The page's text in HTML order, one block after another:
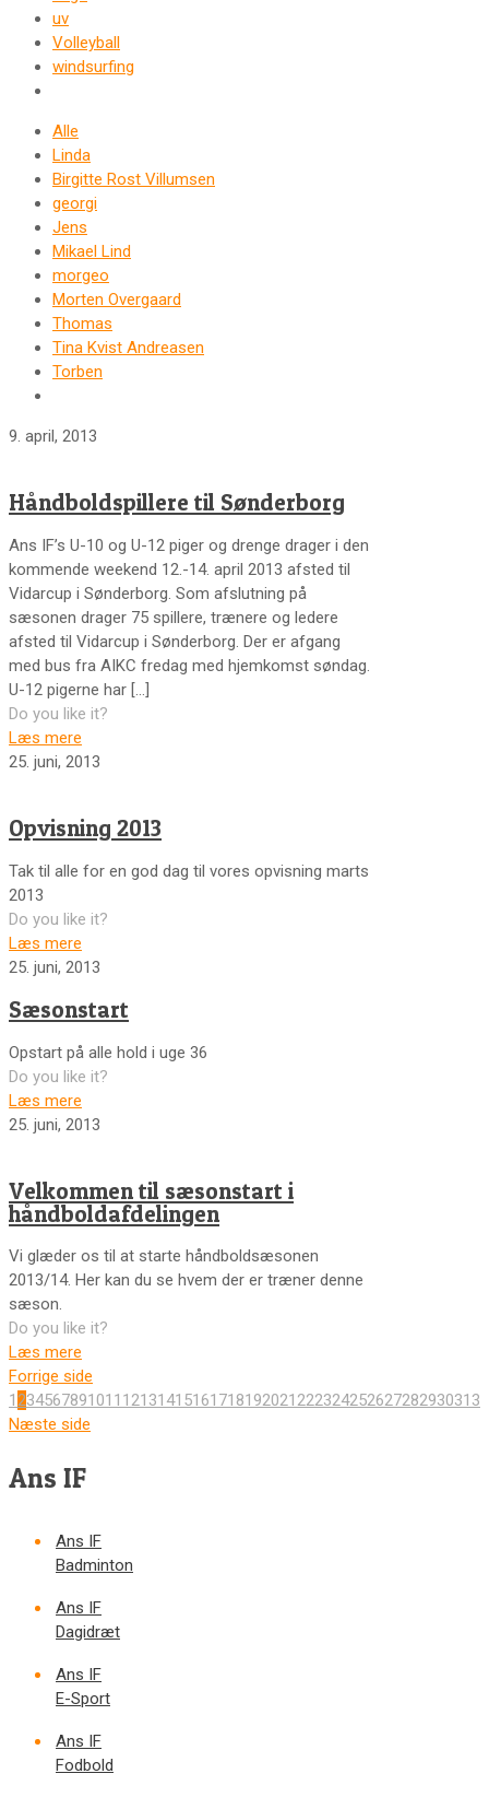
uv
Volleyball
windsurfing
Alle
Linda
Birgitte Rost Villumsen
georgi
Jens
Mikael Lind
morgeo
Morten Overgaard
Thomas
Tina Kvist Andreasen
Torben
9. april, 2013
Håndboldspillere til Sønderborg
Ans IF’s U-10 og U-12 piger og drenge drager i den
kommende weekend 12.-14. april 2013 afsted til
Vidarcup i Sønderborg. Som afslutning på
sæsonen drager 75 spillere, trænere og ledere
afsted til Vidarcup i Sønderborg. Der er afgang
med bus fra AIKC fredag med hjemkomst søndag.
U-12 pigerne har […]
Do you like it?
Læs mere
25. juni, 2013
Opvisning 2013
Tak til alle for en god dag til vores opvisning marts
2013
Do you like it?
Læs mere
25. juni, 2013
Sæsonstart
Opstart på alle hold i uge 36
Do you like it?
Læs mere
25. juni, 2013
Velkommen til sæsonstart i
håndboldafdelingen
Vi glæder os til at starte håndboldsæsonen
2013/14. Her kan du se hvem der er træner denne
sæson.
Do you like it?
Læs mere
Forrige side
1 234567891011 12131415161718192021 22232425262728293031 32
Næste side
Ans IF
Ans IF
Badminton
Ans IF
Dagidræt
Ans IF
E-Sport
Ans IF
Fodbold